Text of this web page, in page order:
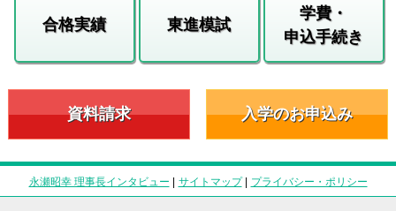
合格実績 東進模試
学費・
申込手続き
資料請求 入学のお申込み
永瀬昭幸 理事長インタビュー | サイトマップ| プライバシー・ポリシー